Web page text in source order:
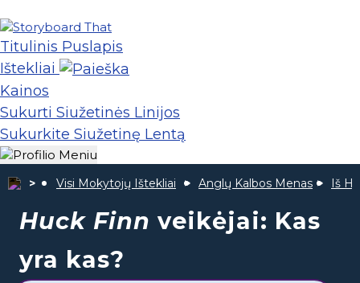
Titulinis Puslapis
Ištekliai
Kainos
Sukurti Siužetinės Linijos
Sukurkite Siužetinę Lentą
Visi Mokytojų Ištekliai Anglų Kalbos Menas Iš
Huck Finn veikėjai: Kas
yra kas?